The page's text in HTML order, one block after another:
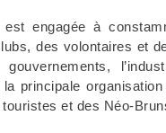
engagée à
des volontaires et
principale
et des Néo-